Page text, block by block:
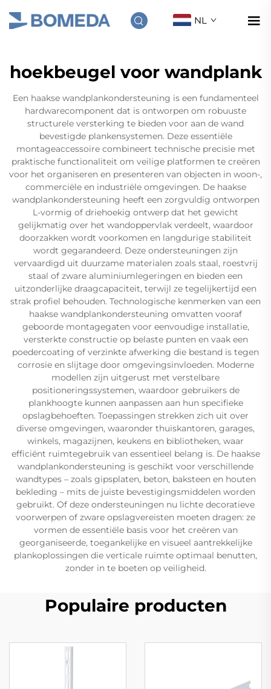
NL
hoekbeugel voor wandplank
Een haakse wandplankondersteuning is een fundamenteel
hardwarecomponent dat is ontworpen om robuuste
structurele versterking te bieden voor aan de wand
bevestigde plankensystemen. Deze essentiële
montageaccessoire combineert technische precisie met
praktische functionaliteit om veilige platformen te creëren
voor het organiseren en presenteren van objecten in woon-,
commerciële en industriële omgevingen. De haakse
wandplankondersteuning heeft een zorgvuldig ontworpen
L-vormig of driehoekig ontwerp dat het gewicht
gelijkmatig over het wandoppervlak verdeelt, waardoor
doorzakken wordt voorkomen en langdurige stabiliteit
wordt gegarandeerd. Deze ondersteuningen zijn
vervaardigd uit duurzame materialen zoals staal, roestvrij
staal of zware aluminiumlegeringen en bieden een
uitzonderlijke draagcapaciteit, terwijl ze tegelijkertijd een
strak profiel behouden. Technologische kenmerken van een
haakse wandplankondersteuning omvatten vooraf
geboorde montagegaten voor eenvoudige installatie,
versterkte constructie op belaste punten en vaak een
poedercoating of verzinkte afwerking die bestand is tegen
corrosie en slijtage door omgevingsinvloeden. Moderne
modellen zijn uitgerust met verstelbare
positioneringssystemen, waardoor gebruikers de
plankhoogte kunnen aanpassen aan hun specifieke
opslagbehoeften. Toepassingen strekken zich uit over
diverse omgevingen, waaronder thuiskantoren, garages,
winkels, magazijnen, keukens en bibliotheken, waar
efficiënt ruimtegebruik van essentieel belang is. De haakse
wandplankondersteuning is geschikt voor verschillende
wandtypes – zoals gipsplaten, beton, baksteen en houten
bekleding – mits de juiste bevestigingsmiddelen worden
gebruikt. Of deze ondersteuningen nu lichte decoratieve
voorwerpen of zware opslagvereisten moeten dragen: ze
vormen de essentiële basis voor het creëren van
georganiseerde, toegankelijke en visueel aantrekkelijke
plankoplossingen die verticale ruimte optimaal benutten,
zonder in te boeten op veiligheid.
Populaire producten